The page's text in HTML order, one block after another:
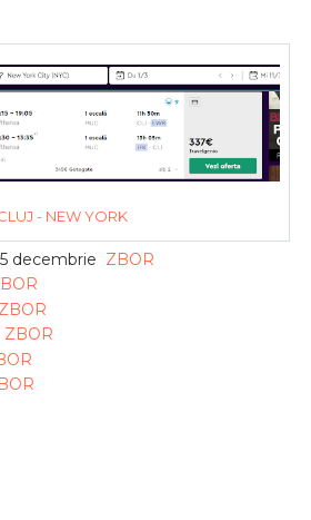
- NEW YORK
decembrie ZBOR
ZBOR
ZBOR